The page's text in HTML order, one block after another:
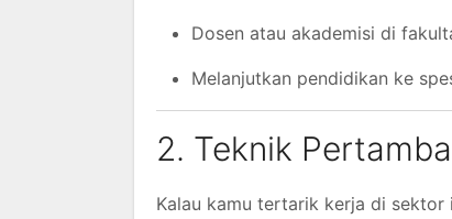
Dosen atau akademisi di
Melanjutkan pendidikan ke
2. Teknik
Kalau kamu tertarik kerja di